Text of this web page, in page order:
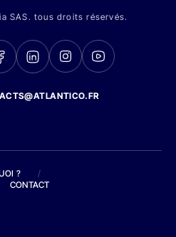
SAS. tous droits réservés.
?
/
CONTACT